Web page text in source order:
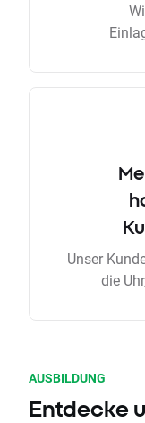
Unser
die
AUSBILDUNG
Entdecke